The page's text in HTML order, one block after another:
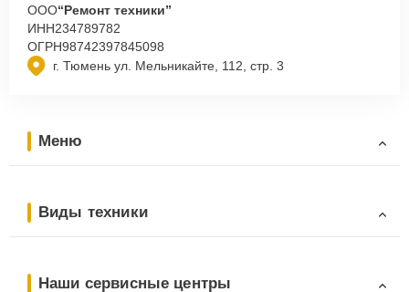
г. Тюмень ул. Мельникайте, 112, стр. 3
ООО“Ремонт техники”
ИНН234789782
ОГРН98742397845098
Меню
Виды техники
Наши сервисные центры